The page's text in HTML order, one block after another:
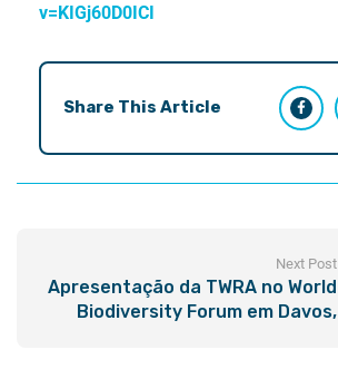
v=KIGj60D0ICI
Share This Article
Next Post
Apresentação da TWRA no World
Biodiversity Forum em Davos,